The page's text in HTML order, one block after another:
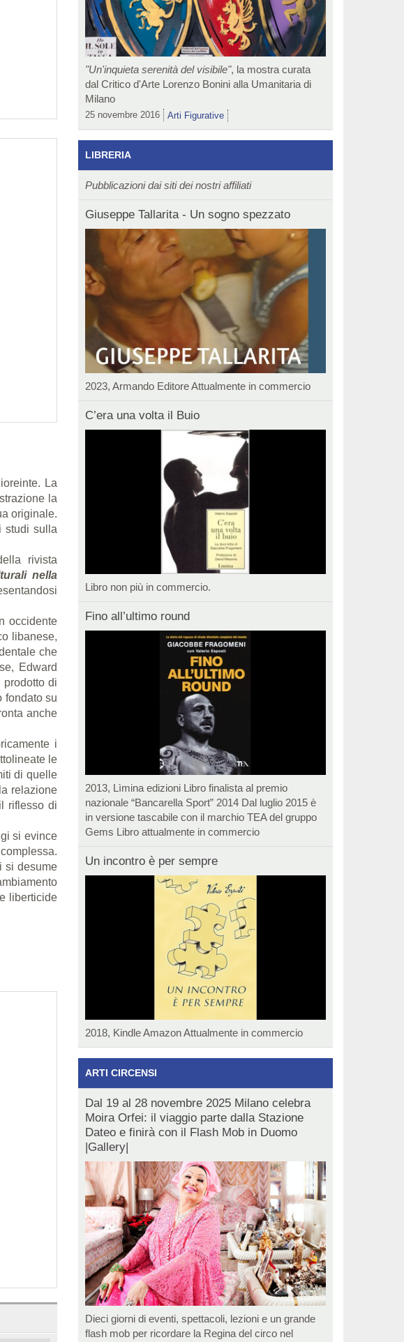
La
la
originale.
studi sulla
rivista
nella
occidente
libanese,
che
Edward
di
fondato su
anche
i
le
di quelle
relazione
riflesso di
si evince
si desume
liberticide
"Un'inquieta serenità del visibile", la mostra curata
dal Critico d'Arte Lorenzo Bonini alla Umanitaria di
Milano
25 novembre 2016 Arti Figurative
LIBRERIA
Pubblicazioni dai siti dei nostri affiliati
Giuseppe Tallarita - Un sogno spezzato
2023, Armando Editore Attualmente in commercio
C’era una volta il Buio
Libro non più in commercio.
Fino all’ultimo round
2013, Lìmina edizioni Libro finalista al premio
nazionale “Bancarella Sport” 2014 Dal luglio 2015 è
in versione tascabile con il marchio TEA del gruppo
Gems Libro attualmente in commercio
Un incontro è per sempre
2018, Kindle Amazon Attualmente in commercio
ARTI CIRCENSI
Dal 19 al 28 novembre 2025 Milano celebra
Moira Orfei: il viaggio parte dalla Stazione
Dateo e finirà con il Flash Mob in Duomo
|Gallery|
Dieci giorni di eventi, spettacoli, lezioni e un grande
flash mob per ricordare la Regina del circo nel